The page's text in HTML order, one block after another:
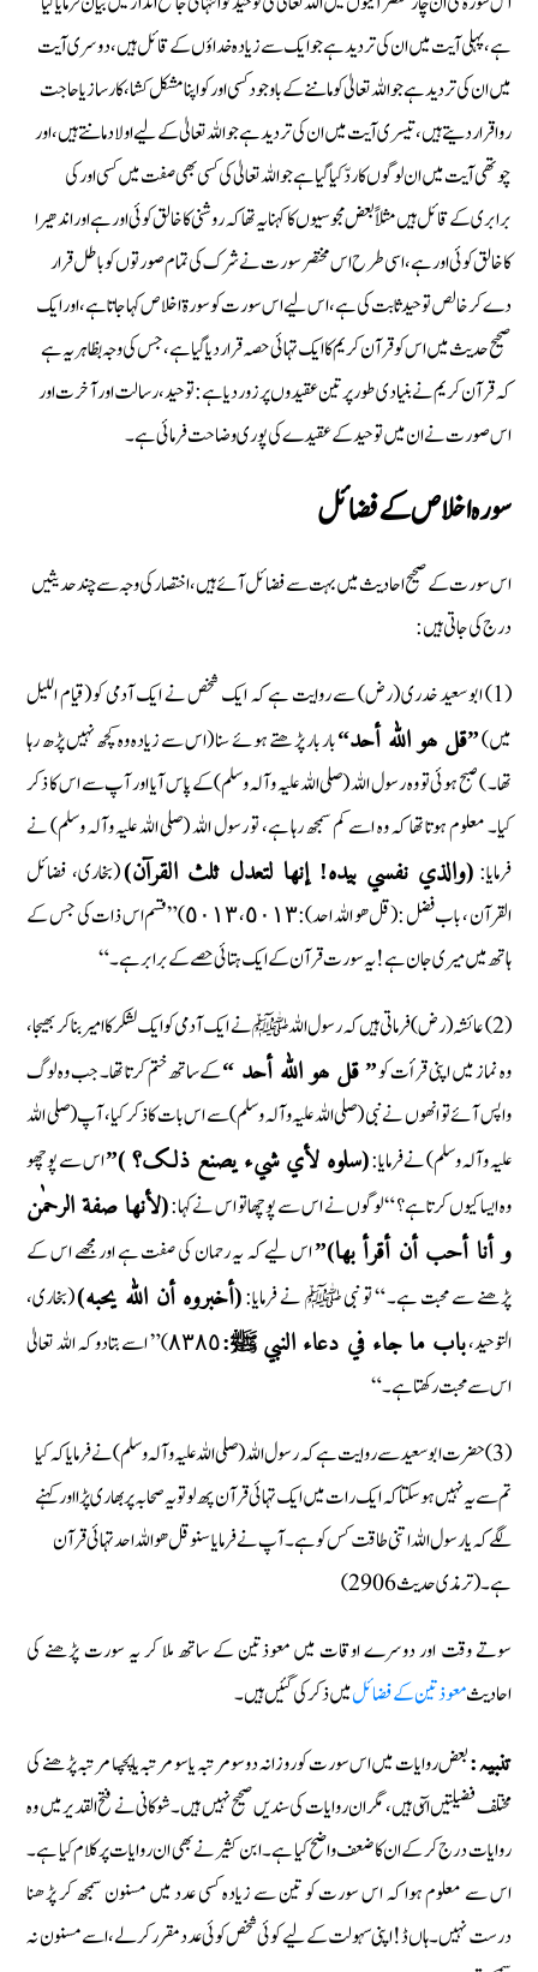
ہے، پہلی آیت میں ان کی تردید ہے جو ایک سے زیادہ خداؤں کے قائل ہیں، دوسری آیت
میں ان کی تردید ہے جو اللہ تعالیٰ کو ماننے کے باوجود کسی اور کو اپنا مشکل کشا، کار ساز یا حاجت
روا قرار دیتے ہیں، تیسری آیت میں ان کی تردید ہے جو اللہ تعالیٰ کے لیے اولاد مانتے ہیں، اور
چوتھی آیت میں ان لوگوں کا ردّ کیا گیا ہے جو اللہ تعالیٰ کی کسی بھی صفت میں کسی اور کی
برابری کے قائل ہیں مثلاً بعض مجوسیوں کا کہنا یہ تھا کہ روشنی کا خالق کوئی اور ہے اور اندھیرا
کا خالق کوئی اور ہے، اسی طرح اس مختصر سورت نے شرک کی تمام صورتوں کو باطل قرار
دے کر خالص توحید ثابت کی ہے، اس لیے اس سورت کو سورة اخلاص کہا جاتا ہے، اور ایک
صحیح حدیث میں اس کو قرآن کریم کا ایک تہائی حصہ قرار دیا گیا ہے، جس کی وجہ بظاہر یہ ہے
کہ قرآن کریم نے بنیادی طور پر تین عقیدوں پر زور دیا ہے : توحید، رسالت اور آخرت اور
اس صورت نے ان میں توحید کے عقیدے کی پوری وضاحت فرمائی ہے۔
سوره اخلاص كے فضائل
اس سورت کے صحیح احادیث میں بہت سے فضائل آئے ہیں، اختصار کی وجہ سے چند حدیثیں
درج کی جاتی ہیں:
(1) ابو سعید خدری (رض) سے روایت ہے کہ ایک شخص نے ایک آدمی کو (قیام اللیل
میں)”قل ھو الله أحد“بار بار پڑھتے ہوئے سنا (اس سے زیادہ وہ کچھ نہیں پڑھ رہا
تھا۔ ) صبح ہوئی تو وہ رسول اللہ (صلی اللہ علیہ وآلہ وسلم) کے پاس آیا اور آپ سے اس کا ذکر
کیا۔ معلوم ہوتا تھا کہ وہ اسے کم سمجھ رہا ہے، تو رسول اللہ (صلی اللہ علیہ وآلہ وسلم) نے
فرمایا: (والذي نفسي بیدہ! إنھا لتعدل ثلث القرآن)(بخاری، فضائل
القرآن ، باب فضل :(قل ھو اللہ احد): ٥٠١٣، ٥٠١٣)” قسم اس ذات کی جس کے
ہاتھ میں میری جان ہے ! یہ سورت قرآن کے ایک ہتائی حصے کے برابر ہے۔ “
(2) عائشہ (رض) فرماتی ہیں کہ رسول اللہ ﷺ نے ایک آدمی کو ایک لشکر کا امیر بنا کر بھیجا،
وہ نماز میں اپنی قرأت کو” قل ھو الله أحد “کے ساتھ ختم کرتا تھا۔ جب وہ لوگ
واپس آئے تو انھوں نے نبی (صلی اللہ علیہ وآلہ وسلم) سے اس بات کا ذکر کیا، آپ (صلی اللہ
علیہ وآلہ وسلم) نے فرمایا:(سلوہ لأي شيء يصنع ذلک؟ )”اس سے پوچھو
وہ ایسا کیوں کرتا ہے؟ “ لوگوں نے اس سے پوچھا تو اس نے کہا:(لأنھا صفة الرحمٰن
و أنا أحب أن أقرأ بھا)”اس لیے کہ یہ رحمان کی صفت ہے اور مجھے اس کے
پڑھنے سے محبت ہے۔ “ تو نبی ﷺ نے فرمایا:(أخبروہ أن الله یحبه)(بخاری،
التوحید،باب ما جاء في دعاء النبي ﷺ:
٨٣٨٥)” اسے بتادو کہ اللہ تعالیٰ
اس سے محبت رکھتا ہے۔“
(3) حضرت ابوسعید سے روایت ہے کہ رسول اللہ (صلی اللہ علیہ وآلہ وسلم) نے فرمایا کہ کیا
تم سے یہ نہیں ہوسکتا کہ ایک رات میں ایک تہائی قرآن پھ لو تو یہ صحابہ پر بھاری پڑا اور کہنے
لگے کہ یا رسول اللہ اتنی طاقت کس کو ہے ۔ آپ نے فرمایا سنو قل ھو اللہ احد تہائی قرآن
ہے۔ (ترمذی حدیث 2906)
سوتے وقت اور دوسرے اوقات میں معوذتین کے ساتھ ملا کر یہ سورت پڑھنے کی
احادیثمعوذتین کے فضائلمىں ذكر كى گئىں ہىں۔
تنبیہ:بعض روایات میں اس سورت کو روزانہ دو سو مرتبہ یا سو مرتبہ یا پچسا مرتبہ پڑھنے کی
مختلف فضیلتیں ائٓی ہیں، مگر ان روایات کی سندیں صحیح نہیں ہیں۔ شوکانی نے فتح القدیر میں وہ
روایات درج کر کے ان کا ضعف واضح کیا ہے۔ ابن کثیر نے بھی ان روایات پر کلام کیا ہے۔
اس سے معلوم ہوا کہ اس سورت کو تین سے زیادہ کسی عدد میں مسنون سمجھ کر پڑھنا
درست نہیں۔ ہاں ڈ ! اپنی سہولت کے لیے کوئی شخص کوئی عدد مقرر کرلے، اسے مسنون نہ